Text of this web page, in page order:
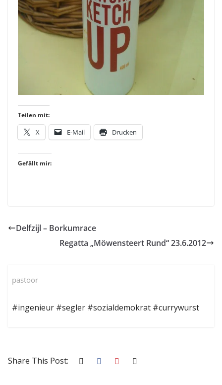
Teilen mit:
X E-Mail Drucken
Gefällt mir:
Delfzijl – Borkumrace
Regatta „Möwensteert Rund“ 23.6.2012
pastoor
#ingenieur #segler #sozialdemokrat #currywurst
Share This Post: